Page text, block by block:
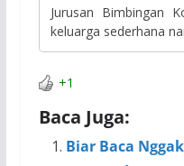
Jurusan Bimbingan
keluarga sederhana
+1
Baca Juga:
Biar Baca